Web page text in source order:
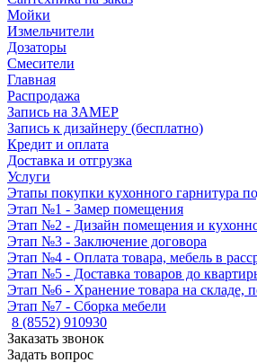
Мойки
Измельчители
Дозаторы
Смесители
Главная
Распродажа
Запись на ЗАМЕР
Запись к дизайнеру (бесплатно)
Кредит и оплата
Доставка и отгрузка
Услуги
Этапы покупки кухонного гарнитура
Этап №1 - Замер помещения
Этап №2 - Дизайн помещения и
Этап №3 - Заключение договора
Этап №4 - Оплата товара, мебель в
Этап №5 - Доставка товаров до
Этап №6 - Хранение товара на складе,
Этап №7 - Сборка мебели
8 (8552) 910930
Заказать звонок
Задать вопрос